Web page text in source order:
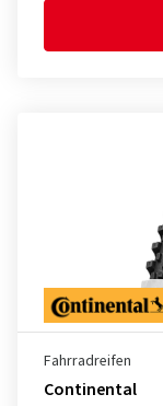
Fahrradreifen
Continental